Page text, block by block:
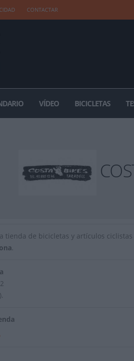
CONTACTAR
VÍDEO BICICLETAS
tienda de bicicletas y artículos
.